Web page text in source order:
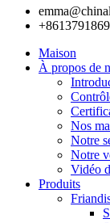
Maison
À propos de
Nos
Notre
Notre
Vidéo
Produits